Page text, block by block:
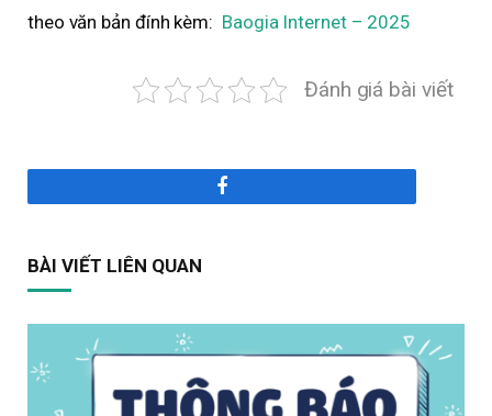
theo văn bản đính kèm: Baogia Internet – 2025
Đánh giá bài viết
Facebook
BÀI VIẾT LIÊN QUAN